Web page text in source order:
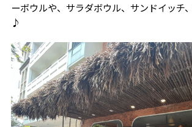
ーボウルや、サラダボウル、サンドイッチ
♪